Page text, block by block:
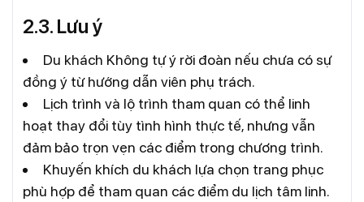
2.3. Lưu ý
Du khách Không tự ý rời đoàn nếu chưa có sự
đồng ý từ hướng dẫn viên phụ trách.
Lịch trình và lộ trình tham quan có thể linh
hoạt thay đổi tùy tình hình thực tế, nhưng vẫn
đảm bảo trọn vẹn các điểm trong chương trình.
Khuyến khích du khách lựa chọn trang phục
phù hợp để tham quan các điểm du lịch tâm linh.